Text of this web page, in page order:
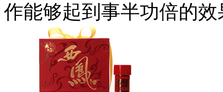
作能够起到事半功倍的效